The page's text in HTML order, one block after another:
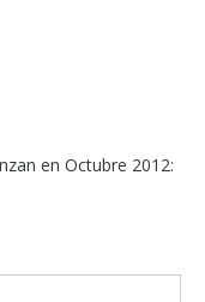
en Octubre 2012: